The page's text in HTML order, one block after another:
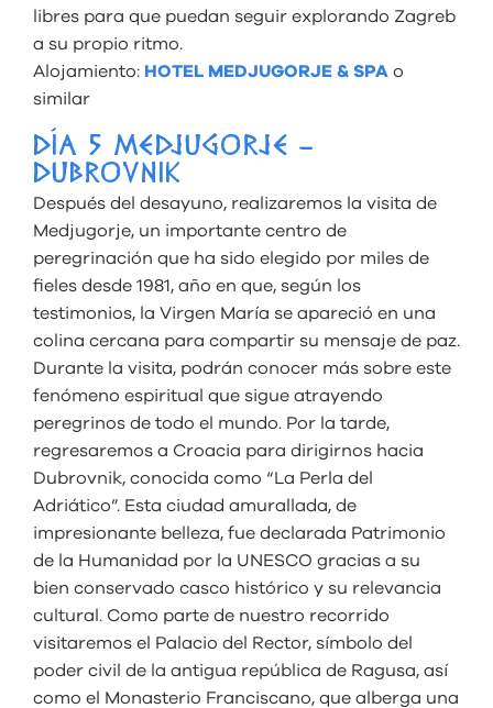
libres para que puedan seguir explorando Zagreb
a su propio ritmo.
Alojamiento: HOTEL MEDJUGORJE & SPA o
similar
DÍA 5 MEDJUGORJE –
DUBROVNIK
Después del desayuno, realizaremos la visita de
Medjugorje, un importante centro de
peregrinación que ha sido elegido por miles de
fieles desde 1981, año en que, según los
testimonios, la Virgen María se apareció en una
colina cercana para compartir su mensaje de paz.
Durante la visita, podrán conocer más sobre este
fenómeno espiritual que sigue atrayendo
peregrinos de todo el mundo. Por la tarde,
regresaremos a Croacia para dirigirnos hacia
Dubrovnik, conocida como “La Perla del
Adriático”. Esta ciudad amurallada, de
impresionante belleza, fue declarada Patrimonio
de la Humanidad por la UNESCO gracias a su
bien conservado casco histórico y su relevancia
cultural. Como parte de nuestro recorrido
visitaremos el Palacio del Rector, símbolo del
poder civil de la antigua república de Ragusa, así
como el Monasterio Franciscano, que alberga una